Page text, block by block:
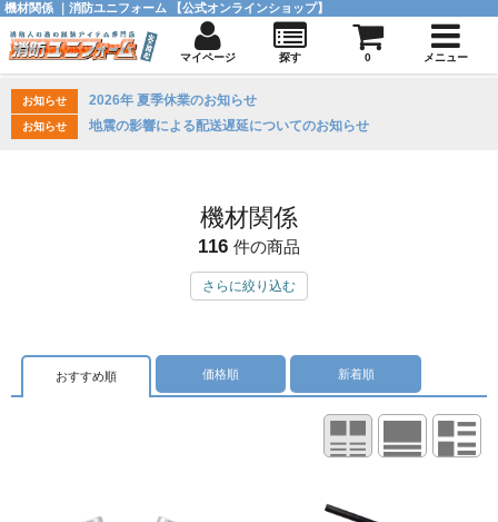
お知らせ 2026年 夏季休業のお知らせ
お知らせ 地震の影響による配送遅延についてのお知らせ
機材関係
116 件の商品
さらに絞り込む
おすすめ順 価格順 新着順
機材関係 ｜消防ユニフォーム 【公式オンラインショップ】
マイページ 探す 0 メニュー